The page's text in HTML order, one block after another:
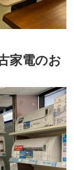
家電のお